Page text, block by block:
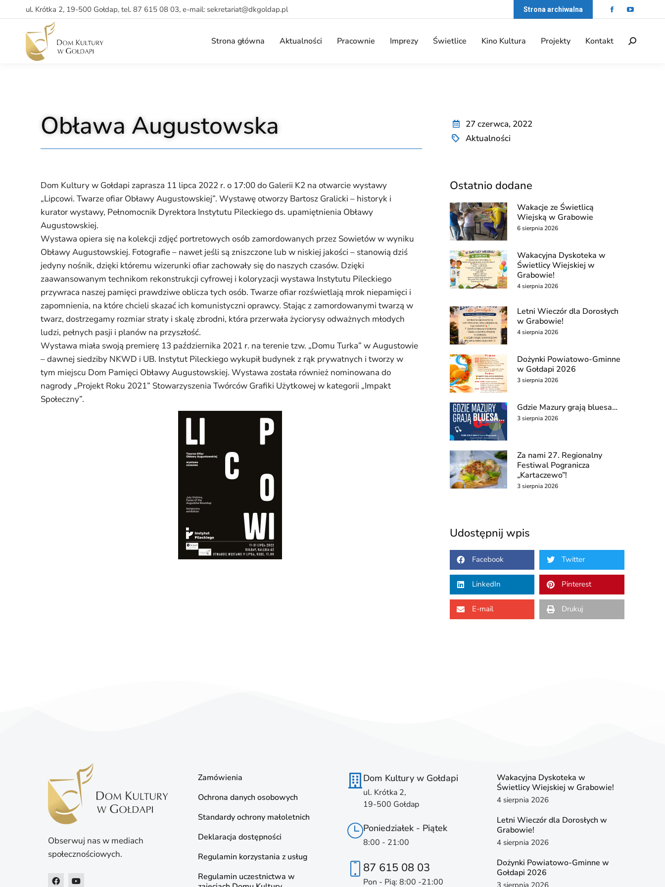
ul. Krótka 2, 19-500 Gołdap, tel. 87 615 08 03, e-mail: sekretariat@dkgoldap.pl Strona archiwalna
Strona główna Aktualności Pracownie Imprezy Świetlice Kino Kultura Projekty Kontakt
Obława Augustowska
27 czerwca, 2022
Aktualności
Dom Kultury w Gołdapi zaprasza 11 lipca 2022 r. o 17:00 do Galerii K2 na otwarcie wystawy
„Lipcowi. Twarze ofiar Obławy Augustowskiej”. Wystawę otworzy Bartosz Gralicki – historyk i
kurator wystawy, Pełnomocnik Dyrektora Instytutu Pileckiego ds. upamiętnienia Obławy
Augustowskiej.
Wystawa opiera się na kolekcji zdjęć portretowych osób zamordowanych przez Sowietów w wyniku
Obławy Augustowskiej. Fotografie – nawet jeśli są zniszczone lub w niskiej jakości – stanowią dziś
jedyny nośnik, dzięki któremu wizerunki ofiar zachowały się do naszych czasów. Dzięki
zaawansowanym technikom rekonstrukcji cyfrowej i koloryzacji wystawa Instytutu Pileckiego
przywraca naszej pamięci prawdziwe oblicza tych osób. Twarze ofiar rozświetlają mrok niepamięci i
zapomnienia, na które chcieli skazać ich komunistyczni oprawcy. Stając z zamordowanymi twarzą w
twarz, dostrzegamy rozmiar straty i skalę zbrodni, która przerwała życiorysy odważnych młodych
ludzi, pełnych pasji i planów na przyszłość.
Wystawa miała swoją premierę 13 października 2021 r. na terenie tzw. „Domu Turka” w Augustowie
– dawnej siedziby NKWD i UB. Instytut Pileckiego wykupił budynek z rąk prywatnych i tworzy w
tym miejscu Dom Pamięci Obławy Augustowskiej. Wystawa została również nominowana do
nagrody „Projekt Roku 2021” Stowarzyszenia Twórców Grafiki Użytkowej w kategorii „Impakt
Społeczny”.
Ostatnio dodane
Wakacje ze Świetlicą
Wiejską w Grabowie
6 sierpnia 2026
Wakacyjna Dyskoteka w
Świetlicy Wiejskiej w
Grabowie!
4 sierpnia 2026
Letni Wieczór dla Dorosłych
w Grabowie!
4 sierpnia 2026
Dożynki Powiatowo-Gminne
w Gołdapi 2026
3 sierpnia 2026
Gdzie Mazury grają bluesa…
3 sierpnia 2026
Za nami 27. Regionalny
Festiwal Pogranicza
„Kartaczewo”!
3 sierpnia 2026
Udostępnij wpis
Facebook Twitter
LinkedIn Pinterest
E-mail Drukuj
Obserwuj nas w mediach
społecznościowych.
Zamówienia
Ochrona danych osobowych
Standardy ochrony małoletnich
Deklaracja dostępności
Regulamin korzystania z usług
Regulamin uczestnictwa w
Dom Kultury w Gołdapi
ul. Krótka 2,
19-500 Gołdap
Poniedziałek - Piątek
8:00 - 21:00
87 615 08 03
Pon - Pią: 8:00 -21:00
Wakacyjna Dyskoteka w
Świetlicy Wiejskiej w Grabowie!
4 sierpnia 2026
Letni Wieczór dla Dorosłych w
Grabowie!
4 sierpnia 2026
Dożynki Powiatowo-Gminne w
Gołdapi 2026
3 sierpnia 2026